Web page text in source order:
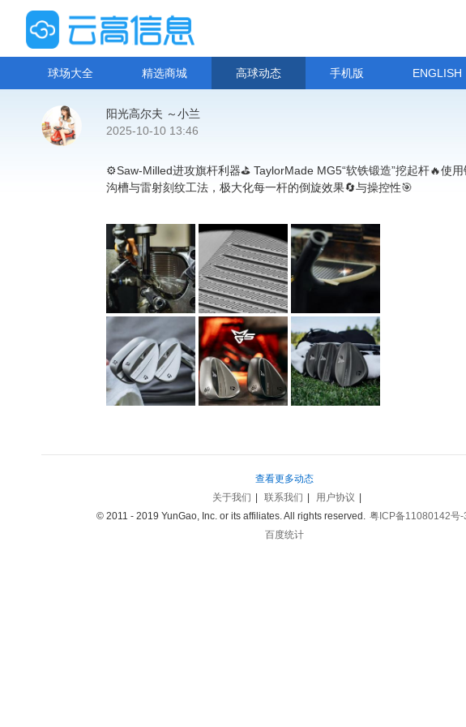
球场大全 精选商城 高球动态 手机版 ENGLISH
阳光高尔夫 ～小兰
2025-10-10 13:46
⚙️Saw-Milled进攻旗杆利器⛳ TaylorMade MG5“软铁锻造”挖起杆🔥使
沟槽与雷射刻纹工法，极大化每一杆的倒旋效果🔄与操控性🎯
查看更多动态
关于我们
联系我们 用户协议
© 2011 - 2019 YunGao, Inc. or its affiliates. All rights reserved. 粤ICP备11080142号-
百度统计